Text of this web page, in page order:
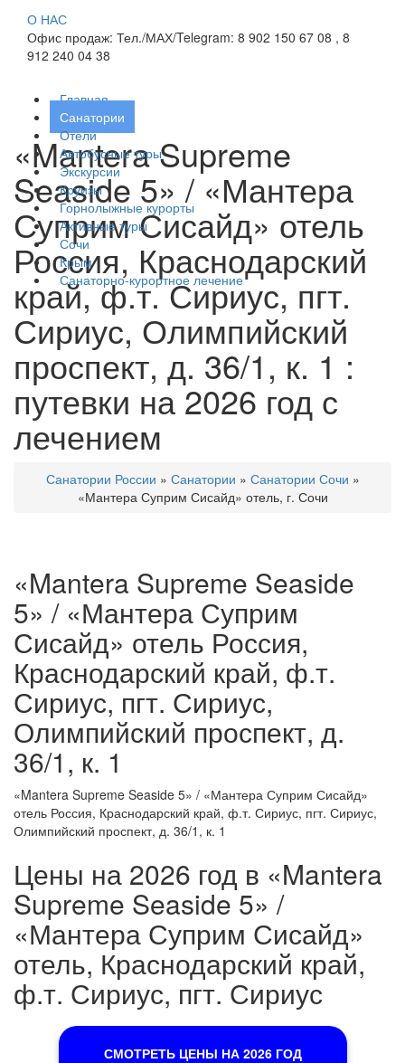
О НАС
Офис продаж: Тел./МАХ/Telegram: 8 902 150 67 08 , 8
912 240 04 38
Главная
Санатории
Отели
Автобусные туры
Экскурсии
Круизы
Горнолыжные курорты
Активные туры
Сочи
Крым
Санаторно-курортное лечение
«Mantera Supreme
Seaside 5» / «Мантера
Суприм Сисайд» отель
Россия, Краснодарский
край, ф.т. Сириус, пгт.
Сириус, Олимпийский
проспект, д. 36/1, к. 1 :
путевки на 2026 год с
лечением
Санатории России » Санатории » Санатории Сочи »
«Мантера Суприм Сисайд» отель, г. Сочи
«Mantera Supreme Seaside
5» / «Мантера Суприм
Сисайд» отель Россия,
Краснодарский край, ф.т.
Сириус, пгт. Сириус,
Олимпийский проспект, д.
36/1, к. 1
«Mantera Supreme Seaside 5» / «Мантера Суприм Сисайд»
отель Россия, Краснодарский край, ф.т. Сириус, пгт. Сириус,
Олимпийский проспект, д. 36/1, к. 1
Цены на 2026 год в «Mantera
Supreme Seaside 5» /
«Мантера Суприм Сисайд»
отель, Краснодарский край,
ф.т. Сириус, пгт. Сириус
СМОТРЕТЬ ЦЕНЫ НА 2026 ГОД